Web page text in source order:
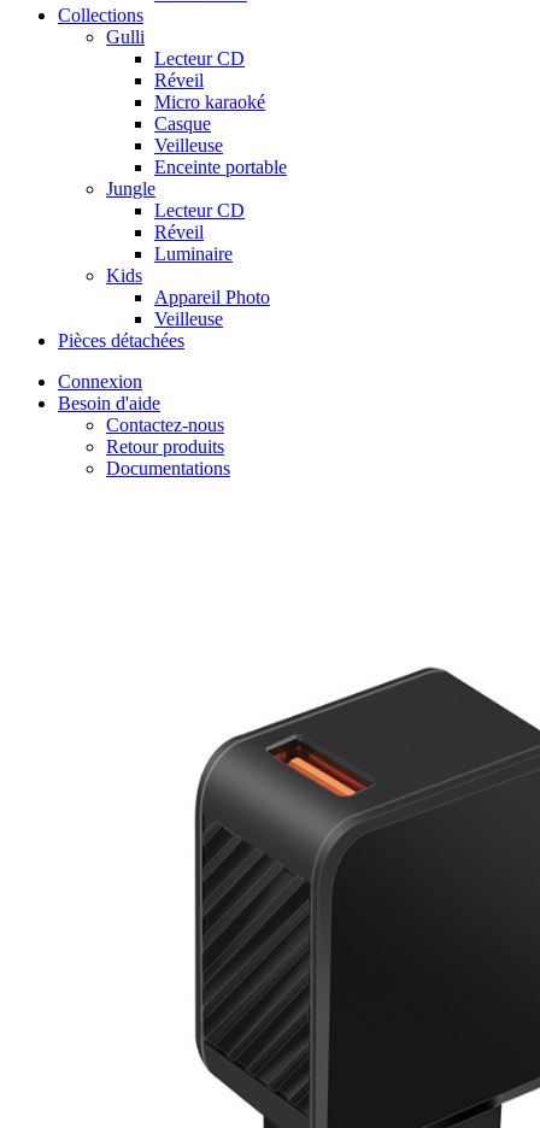
Collections
Gulli
Lecteur CD
Réveil
Micro karaoké
Casque
Veilleuse
Enceinte portable
Jungle
Lecteur CD
Réveil
Luminaire
Kids
Appareil Photo
Veilleuse
Pièces détachées
Connexion
Besoin d'aide
Contactez-nous
Retour produits
Documentations